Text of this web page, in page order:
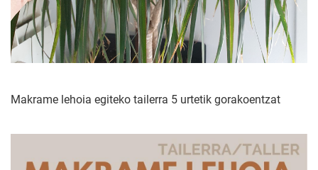
Makrame lehoia egiteko tailerra 5 urtetik gorakoentzat